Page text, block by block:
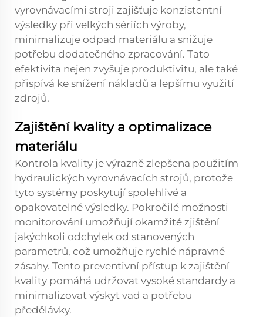
vyrovnávacími stroji zajišťuje konzistentní
výsledky při velkých sériích výroby,
minimalizuje odpad materiálu a snižuje
potřebu dodatečného zpracování. Tato
efektivita nejen zvyšuje produktivitu, ale také
přispívá ke snížení nákladů a lepšímu využití
zdrojů.
Zajištění kvality a optimalizace
materiálu
Kontrola kvality je výrazně zlepšena použitím
hydraulických vyrovnávacích strojů, protože
tyto systémy poskytují spolehlivé a
opakovatelné výsledky. Pokročilé možnosti
monitorování umožňují okamžité zjištění
jakýchkoli odchylek od stanovených
parametrů, což umožňuje rychlé nápravné
zásahy. Tento preventivní přístup k zajištění
kvality pomáhá udržovat vysoké standardy a
minimalizovat výskyt vad a potřebu
předělávky.